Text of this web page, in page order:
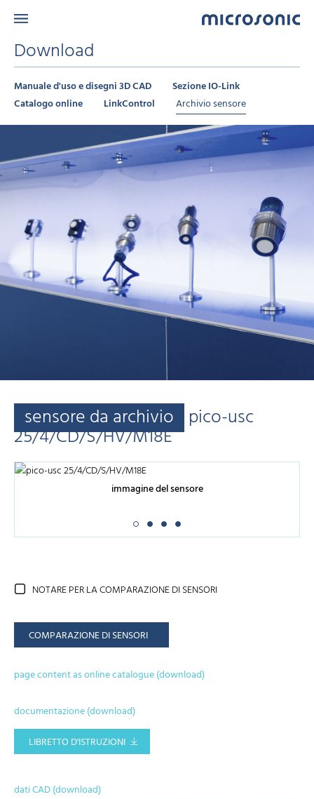
Download
Manuale d'uso e disegni 3D CAD
Sezione IO-Link
Catalogo online
LinkControl Archivio sensore
sensore da archivio pico-usc
25/4/CD/S/HV/M18E
immagine del sensore
NOTARE PER LA COMPARAZIONE DI SENSORI
COMPARAZIONE DI SENSORI
page content as online catalogue (download)
documentazione (download)
LIBRETTO D'ISTRUZIONI
dati CAD (download)